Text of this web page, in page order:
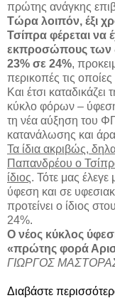
πρώτης ανάγκης
Τώρα λοιπόν, έξι
Τσίπρα φέρεται να
εκπροσώπους των
23% σε 24%,
περικοπές τις
Και έτσι
κύκλο φόρων –
τη νέα αύξηση του
κατανάλωσης και
Τα ίδια ακριβώς,
Παπανδρέου ο
ίδιος. Τότε μας
ύφεση και σε
προτείνει ο ίδιος
24%.
Ο νέος κύκλος
«πρώτης φορά
ΓΙΩΡΓΟΣ
Διαβάστε